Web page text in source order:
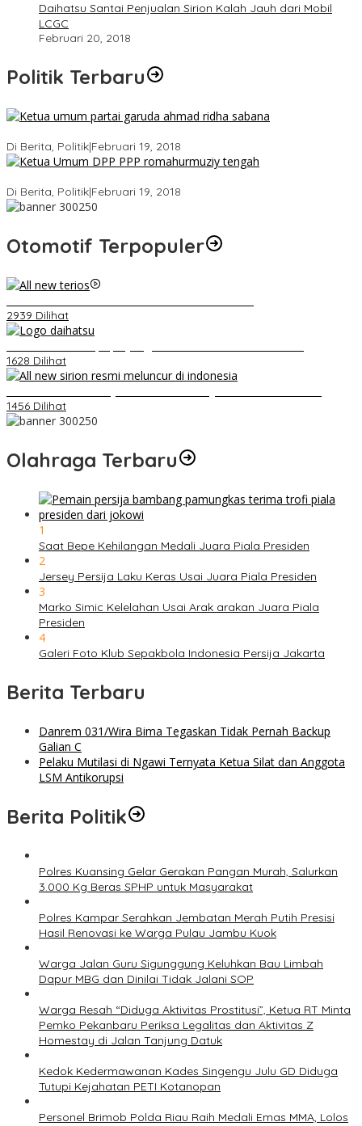
Daihatsu Santai Penjualan Sirion Kalah Jauh dari Mobil
LCGC
Februari 20, 2018
Politik Terbaru
Di Berita, Politik|Februari 19, 2018
Di Berita, Politik|Februari 19, 2018
Otomotif Terpopuler
2939 Dilihat
1628 Dilihat
1456 Dilihat
Olahraga Terbaru
1
Saat Bepe Kehilangan Medali Juara Piala Presiden
2
Jersey Persija Laku Keras Usai Juara Piala Presiden
3
Marko Simic Kelelahan Usai Arak arakan Juara Piala
Presiden
4
Galeri Foto Klub Sepakbola Indonesia Persija Jakarta
Berita Terbaru
Danrem 031/Wira Bima Tegaskan Tidak Pernah Backup
Galian C
Pelaku Mutilasi di Ngawi Ternyata Ketua Silat dan Anggota
LSM Antikorupsi
Berita Politik
Polres Kuansing Gelar Gerakan Pangan Murah, Salurkan
3.000 Kg Beras SPHP untuk Masyarakat
Polres Kampar Serahkan Jembatan Merah Putih Presisi
Hasil Renovasi ke Warga Pulau Jambu Kuok
Warga Jalan Guru Sigunggung Keluhkan Bau Limbah
Dapur MBG dan Dinilai Tidak Jalani SOP
Warga Resah “Diduga Aktivitas Prostitusi”, Ketua RT Minta
Pemko Pekanbaru Periksa Legalitas dan Aktivitas Z
Homestay di Jalan Tanjung Datuk
Kedok Kedermawanan Kades Singengu Julu GD Diduga
Tutupi Kejahatan PETI Kotanopan
Personel Brimob Polda Riau Raih Medali Emas MMA, Lolos